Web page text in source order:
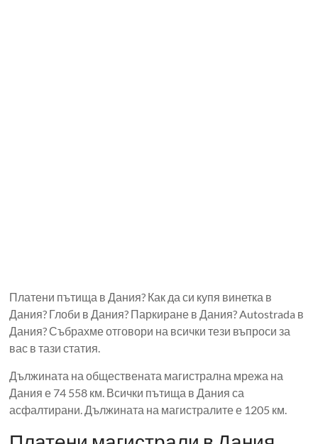
Платени пътища в Дания? Как да си купя винетка в
Дания? Глоби в Дания? Паркиране в Дания? Autostrada в
Дания? Събрахме отговори на всички тези въпроси за
вас в тази статия.
Дължината на обществената магистрална мрежа на
Дания е 74 558 км. Всички пътища в Дания са
асфалтирани. Дължината на магистралите е 1205 км.